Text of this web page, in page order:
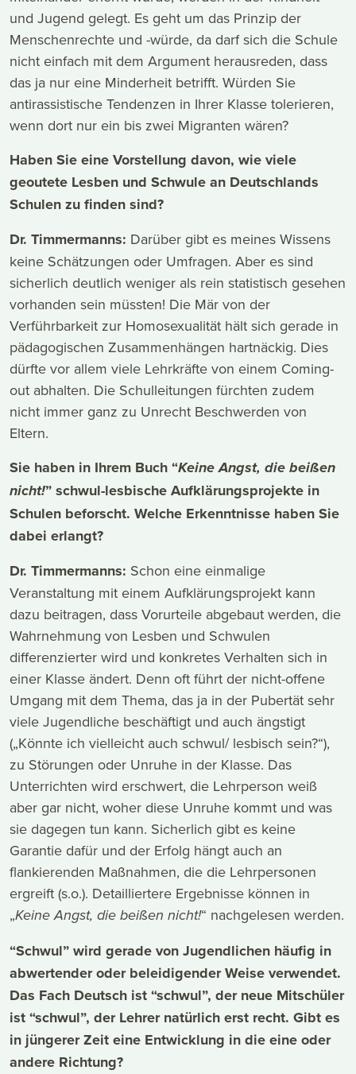
und Jugend gelegt. Es geht um das Prinzip der
Menschenrechte und -würde, da darf sich die Schule
nicht einfach mit dem Argument herausreden, dass
das ja nur eine Minderheit betrifft. Würden Sie
antirassistische Tendenzen in Ihrer Klasse tolerieren,
wenn dort nur ein bis zwei Migranten wären?
Haben Sie eine Vorstellung davon, wie viele
geoutete Lesben und Schwule an Deutschlands
Schulen zu finden sind?
Dr. Timmermanns: Darüber gibt es meines Wissens
keine Schätzungen oder Umfragen. Aber es sind
sicherlich deutlich weniger als rein statistisch gesehen
vorhanden sein müssten! Die Mär von der
Verführbarkeit zur Homosexualität hält sich gerade in
pädagogischen Zusammenhängen hartnäckig. Dies
dürfte vor allem viele Lehrkräfte von einem Coming-
out abhalten. Die Schulleitungen fürchten zudem
nicht immer ganz zu Unrecht Beschwerden von
Eltern.
Sie haben in Ihrem Buch “Keine Angst, die beißen
nicht!” schwul-lesbische Aufklärungsprojekte in
Schulen beforscht. Welche Erkenntnisse haben Sie
dabei erlangt?
Dr. Timmermanns: Schon eine einmalige
Veranstaltung mit einem Aufklärungsprojekt kann
dazu beitragen, dass Vorurteile abgebaut werden, die
Wahrnehmung von Lesben und Schwulen
differenzierter wird und konkretes Verhalten sich in
einer Klasse ändert. Denn oft führt der nicht-offene
Umgang mit dem Thema, das ja in der Pubertät sehr
viele Jugendliche beschäftigt und auch ängstigt
(„Könnte ich vielleicht auch schwul/ lesbisch sein?“),
zu Störungen oder Unruhe in der Klasse. Das
Unterrichten wird erschwert, die Lehrperson weiß
aber gar nicht, woher diese Unruhe kommt und was
sie dagegen tun kann. Sicherlich gibt es keine
Garantie dafür und der Erfolg hängt auch an
flankierenden Maßnahmen, die die Lehrpersonen
ergreift (s.o.). Detailliertere Ergebnisse können in
„Keine Angst, die beißen nicht!“ nachgelesen werden.
“Schwul” wird gerade von Jugendlichen häufig in
abwertender oder beleidigender Weise verwendet.
Das Fach Deutsch ist “schwul”, der neue Mitschüler
ist “schwul”, der Lehrer natürlich erst recht. Gibt es
in jüngerer Zeit eine Entwicklung in die eine oder
andere Richtung?